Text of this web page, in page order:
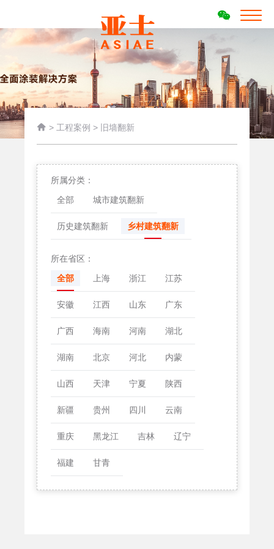
 > 工程案例 > 旧墙翻新
所属分类：
全部
城市建筑翻新
历史建筑翻新 乡村建筑翻新
所在省区：
全部
上海 浙江 江苏
安徽 江西 山东 广东
广西 海南 河南 湖北
湖南 北京 河北 内蒙
山西 天津 宁夏 陕西
新疆 贵州 四川 云南
重庆 黑龙江 吉林 辽宁
福建 甘青